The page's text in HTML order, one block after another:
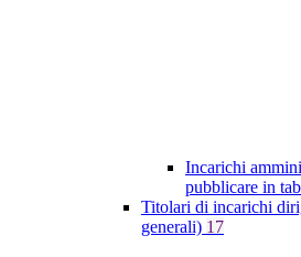
Incarichi
pubblicare in
Titolari di incarichi
generali) 17